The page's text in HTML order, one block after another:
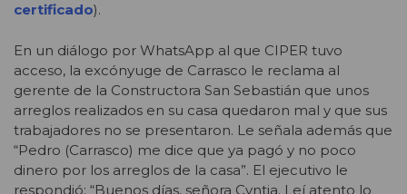
certificado).
En un diálogo por WhatsApp al que CIPER tuvo
acceso, la excónyuge de Carrasco le reclama al
gerente de la Constructora San Sebastián que unos
arreglos realizados en su casa quedaron mal y que sus
trabajadores no se presentaron. Le señala además que
“Pedro (Carrasco) me dice que ya pagó y no poco
dinero por los arreglos de la casa”. El ejecutivo le
respondió: “Buenos días, señora Cyntia. Leí atento lo